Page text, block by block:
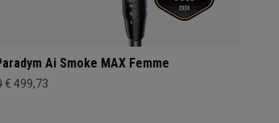
Ai Smoke MAX Femme
€ 499,73